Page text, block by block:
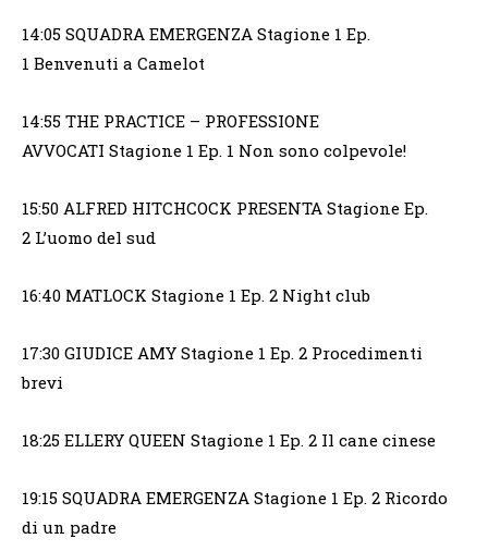
14:05 SQUADRA EMERGENZA Stagione 1 Ep.
1 Benvenuti a Camelot
14:55 THE PRACTICE – PROFESSIONE
AVVOCATI Stagione 1 Ep. 1 Non sono colpevole!
15:50 ALFRED HITCHCOCK PRESENTA Stagione Ep.
2 L’uomo del sud
16:40 MATLOCK Stagione 1 Ep. 2 Night club
17:30 GIUDICE AMY Stagione 1 Ep. 2 Procedimenti
brevi
18:25 ELLERY QUEEN Stagione 1 Ep. 2 Il cane cinese
19:15 SQUADRA EMERGENZA Stagione 1 Ep. 2 Ricordo
di un padre